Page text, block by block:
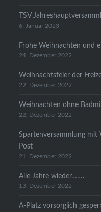
TSV
6. Januar 2023
Frohe Weihnachten und
24. Dezember 2022
Weihnachtsfeier der
22. Dezember 2022
Weihnachten ohne
22. Dezember 2022
Spartenversammlung mit
Post
21. Dezember 2022
Alle Jahre wieder…….
13. Dezember 2022
A-Platz vorsorglich